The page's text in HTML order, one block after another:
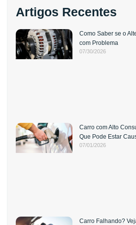
Artigos Recentes
Como Saber se o
com Problema
07/30/2026
Carro com Alto
Que Pode Estar
07/01/2026
Carro Falhando?